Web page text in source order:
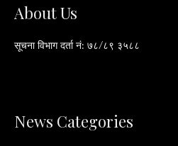
About Us
सूचना विभाग दर्ता नं: ७८/८९ ३५८८
News Categories